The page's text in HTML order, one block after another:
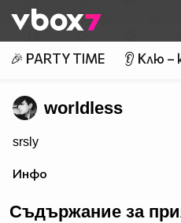
👾
🎉 PARTY TIME 👂 Клю –
worldless
srsly
Инфо
Съдържание за